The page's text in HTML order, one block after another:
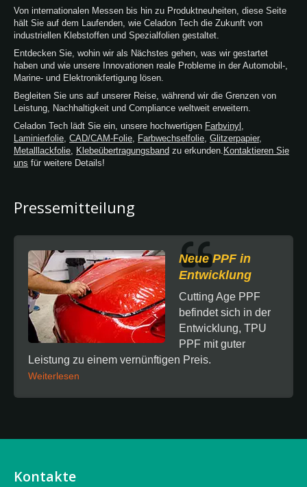
Von internationalen Messen bis hin zu Produktneuheiten, diese Seite
hält Sie auf dem Laufenden, wie Celadon Tech die Zukunft von
industriellen Klebstoffen und Spezialfolien gestaltet.
Entdecken Sie, wohin wir als Nächstes gehen, was wir gestartet
haben und wie unsere Innovationen reale Probleme in der Automobil-,
Marine- und Elektronikfertigung lösen.
Begleiten Sie uns auf unserer Reise, während wir die Grenzen von
Leistung, Nachhaltigkeit und Compliance weltweit erweitern.
Celadon Tech lädt Sie ein, unsere hochwertigen Farbvinyl ,
Laminierfolie, CAD/CAM-Folie, Farbwechselfolie, Glitzerpapier,
Metalllackfolie, Klebeübertragungsband zu erkunden. Kontaktieren Sie
uns für weitere Details!
Pressemitteilung
Neue PPF in
Entwicklung
Cutting Age PPF
befindet sich in der
Entwicklung, TPU
PPF mit guter
Leistung zu einem vernünftigen Preis.
Weiterlesen
Kontakte